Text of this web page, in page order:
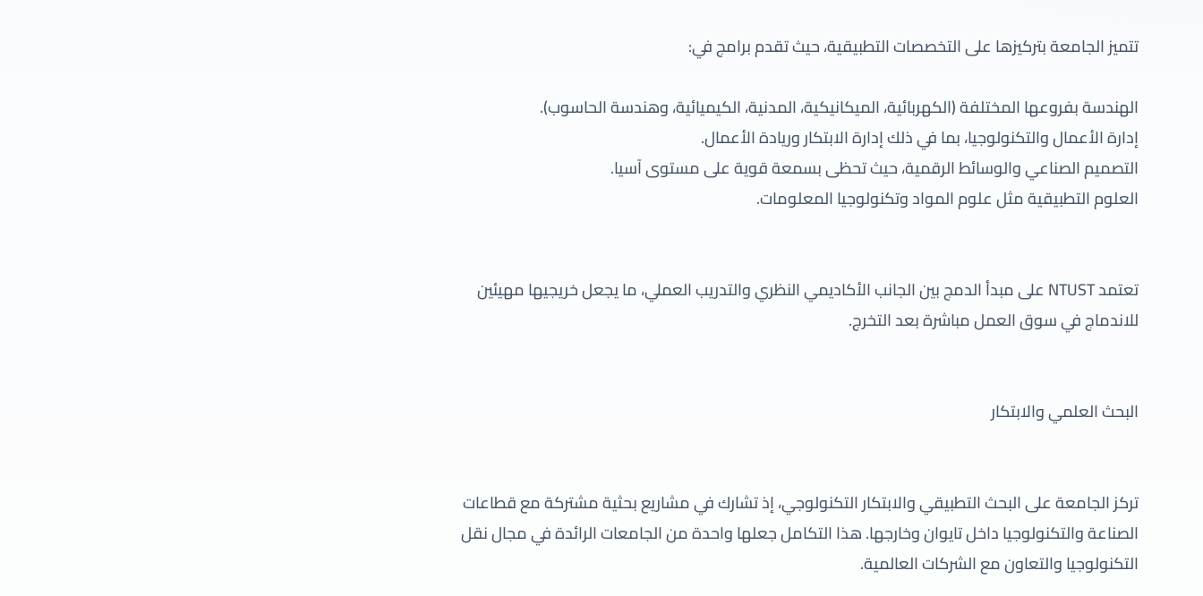
تتميز الجامعة بتركيزها على التخصصات التطبيقية، حيث تقدم برامج في:
الهندسة بفروعها المختلفة (الكهربائية، الميكانيكية، المدنية، الكيميائية، وهندسة الحاسوب).
إدارة الأعمال والتكنولوجيا، بما في ذلك إدارة الابتكار وريادة الأعمال.
التصميم الصناعي والوسائط الرقمية، حيث تحظى بسمعة قوية على مستوى آسيا.
العلوم التطبيقية مثل علوم المواد وتكنولوجيا المعلومات.
تعتمد NTUST على مبدأ الدمج بين الجانب الأكاديمي النظري والتدريب العملي، ما يجعل خريجيها مهيئين
للاندماج في سوق العمل مباشرة بعد التخرج.
البحث العلمي والابتكار
تركز الجامعة على البحث التطبيقي والابتكار التكنولوجي، إذ تشارك في مشاريع بحثية مشتركة مع قطاعات
الصناعة والتكنولوجيا داخل تايوان وخارجها. هذا التكامل جعلها واحدة من الجامعات الرائدة في مجال نقل
التكنولوجيا والتعاون مع الشركات العالمية.